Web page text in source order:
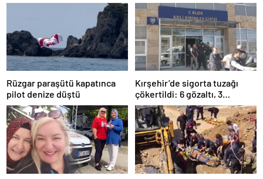
Rüzgar paraşütü kapatınca
pilot denize düştü
Kırşehir’de sigorta tuzağı
çökertildi: 6 gözaltı, 3
tutuklama